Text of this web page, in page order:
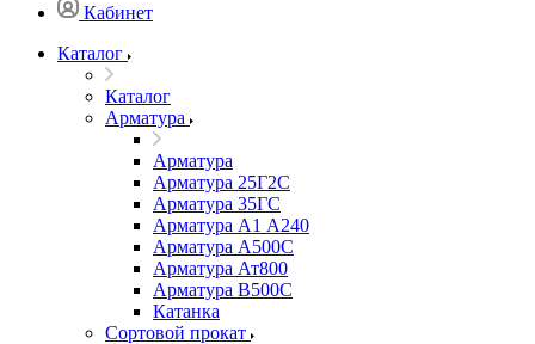
Кабинет
Каталог
Каталог
Арматура
Арматура
Арматура 25Г2С
Арматура 35ГС
Арматура А1 А240
Арматура А500С
Арматура Ат800
Арматура В500С
Катанка
Сортовой прокат